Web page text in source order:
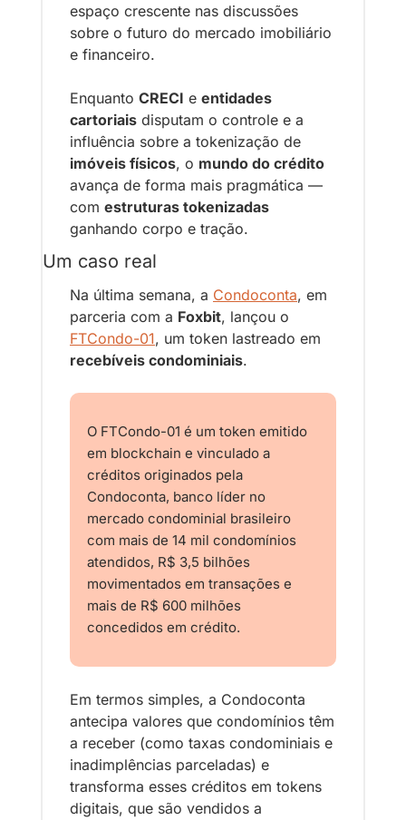
espaço crescente nas discussões
sobre o futuro do mercado imobiliário
e financeiro.
Enquanto CRECI e entidades
cartoriais disputam o controle e a
imóveis físicos, o mundo do crédito
avança de forma mais pragmática —
com estruturas tokenizadas
ganhando corpo e tração.
Um caso real
Na última semana, a Condoconta, em
parceria com a Foxbit
FTCondo-01
recebíveis condominiais.
O FTCondo-01 é um token emitido
em blockchain e vinculado a
créditos originados pela
Condoconta, banco líder no
mercado condominial brasileiro
com mais de 14 mil condomínios
atendidos, R$ 3,5 bilhões
movimentados em transações e
mais de R$ 600 milhões
concedidos em crédito.
Em termos simples, a Condoconta
antecipa valores que condomínios têm
a receber (como taxas condominiais e
inadimplências parceladas) e
transforma esses créditos em tokens
digitais, que são vendidos a